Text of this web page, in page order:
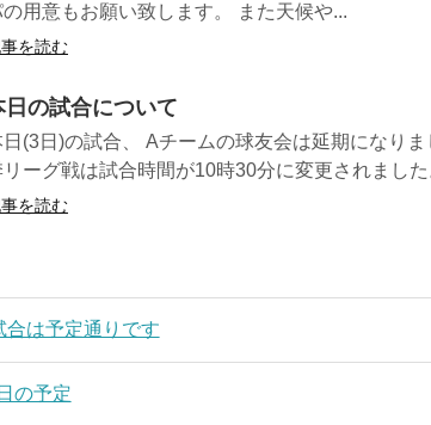
の用意もお願い致します。 また天候や...
を読む
日の試合について
日(3日)の試合、 Aチームの球友会は延期になり
リーグ戦は試合時間が10時30分に変更されました
を読む
合は予定通りです
の予定